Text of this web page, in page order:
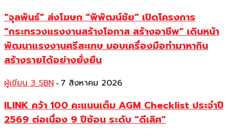
“จุลพันธ์” ส่งโฆษก “พิพัฒน์ชัย” เปิดโครงการ
“กระทรวงแรงงานสร้างโอกาส สร้างอาชีพ” เดินหน้า
พัฒนาแรงงานศรีสะเกษ มอบเครื่องมือทำมาหากิน
สร้างรายได้อย่างยั่งยืน
ผู้เขียน 3 SBN - 7 สิงหาคม 2026
ILINK คว้า 100 คะแนนเต็ม AGM Checklist ประจำปี
2569 ต่อเนื่อง 9 ปีซ้อน ระดับ “ดีเลิศ”